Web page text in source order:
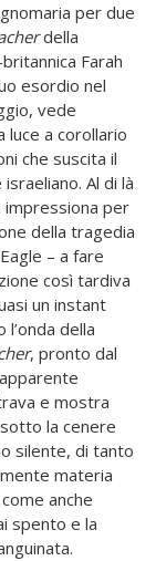
per due
della
Farah
esordio nel
vede
luce a corollario
che suscita il
Al di là
impressiona per
della tragedia
– a fare
così tardiva
un instant
della
, pronto dal
e mostra
la cenere
silente, di tanto
materia
anche
spento e la